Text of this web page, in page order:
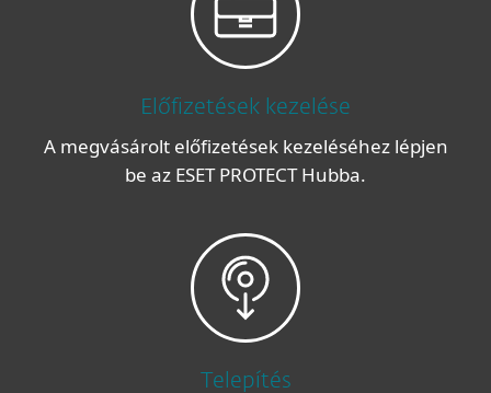
Előfizetések kezelése
A megvásárolt előfizetések kezeléséhez lépjen
be az ESET PROTECT Hubba.
Telepítés